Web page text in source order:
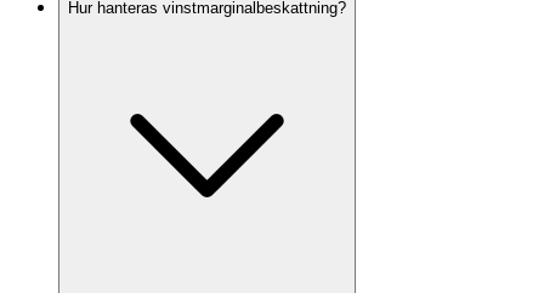
Hur hanteras vinstmarginalbeskattning?